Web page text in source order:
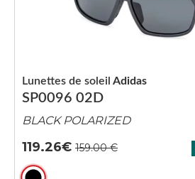
SP0096 02D
Lunettes de soleil Adidas
BLACK POLARIZED
119.26